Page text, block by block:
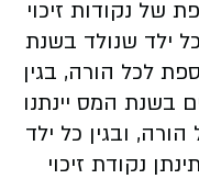
שגילם עד 3 תוספת של נקודות זיכוי
ילד שנולד בשנת
לכל הורה, בגין
בשנת המס יינתנו
הורה, ובגין כל ילד
תינתן נקודת זיכוי